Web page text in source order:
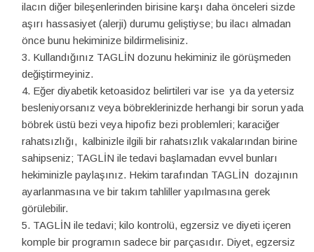
ilacın diğer bileşenlerinden birisine karşı daha önceleri sizde
aşırı hassasiyet (alerji) durumu geliştiyse; bu ilacı almadan
önce bunu hekiminize bildirmelisiniz.
Kullandığınız TAGLİN dozunu hekiminiz ile görüşmeden
değiştirmeyiniz.
Eğer diyabetik ketoasidoz belirtileri var ise ya da yetersiz
besleniyorsanız veya böbreklerinizde herhangi bir sorun yada
böbrek üstü bezi veya hipofiz bezi problemleri; karaciğer
rahatsızlığı, kalbinizle ilgili bir rahatsızlık vakalarından birine
sahipseniz; TAGLİN ile tedavi başlamadan evvel bunları
hekiminizle paylaşınız. Hekim tarafından TAGLİN dozajının
ayarlanmasına ve bir takım tahliller yapılmasına gerek
görülebilir.
TAGLİN ile tedavi; kilo kontrolü, egzersiz ve diyeti içeren
komple bir programın sadece bir parçasıdır. Diyet, egzersiz